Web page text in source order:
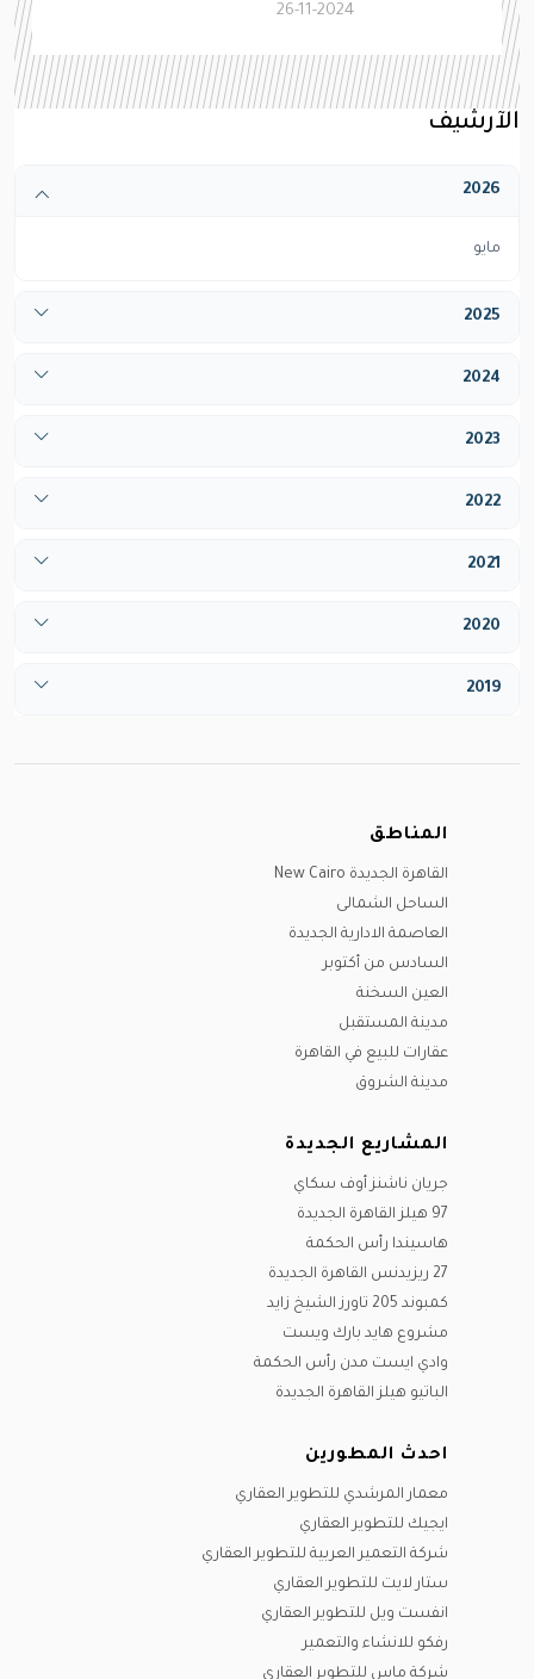
26-11-2024
الآرشيف
2026
مايو
2025
2024
مارس
يونيو
2023
مارس
يونيو
أغسطس
2022
أبريل
ديسيمبر
2021
ديسيمبر
2020
أغسطس
ديسيمبر
2019
المناطق
القاهرة الجديدة New Cairo
الساحل الشمالى
العاصمة الادارية الجديدة
السادس من أكتوبر
العين السخنة
مدينة المستقبل
عقارات للبيع في القاهرة
مدينة الشروق
المشاريع الجديدة
جريان ناشنز أوف سكاي
97 هيلز القاهرة الجديدة
هاسيندا رأس الحكمة
27 ريزيدنس القاهرة الجديدة
كمبوند 205 تاورز الشيخ زايد
مشروع هايد بارك ويست
وادي ايست مدن رأس الحكمة
الباتيو هيلز القاهرة الجديدة
احدث المطورين
معمار المرشدي للتطوير العقاري
ايجيك للتطوير العقاري
شركة التعمير العربية للتطوير العقاري
ستار لايت للتطوير العقاري
انفست ويل للتطوير العقاري
رفكو للانشاء والتعمير
شركة ماس للتطوير العقاري